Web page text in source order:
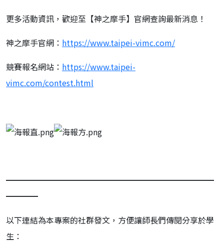
更多活動資訊，歡迎至【神之摩手】官網查詢最新消息！
神之摩手官網： https://www.taipei-vimc.com/
競賽報名網站： https://www.taipei-
vimc.com/contest.html
━━━━━━━━━━━━━━━━━━━━━━━━━━
━━━━
以下連結為本專案的社群發文，方便讓師長們傳閱分享於學
生：